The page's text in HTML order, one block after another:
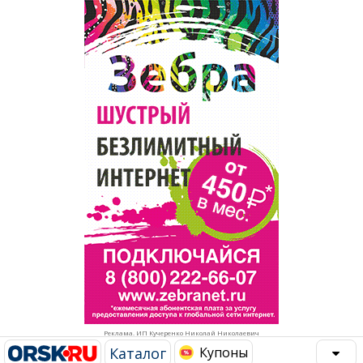
Реклама. ИП Кучеренко Николай Николаевич
Каталог Купоны
Рестораны, кафе, бары
Развлечения и отдых
Спорт Фитнес
Недвижимость
Красота Косметология
Торговля
Бизнес и финансы
Юристы, Экспертиза, Страхование
Ремонт
Социальные организации
Это интересно
Администрация
Популярное →